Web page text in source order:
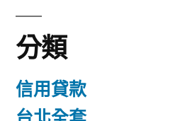
分類
信用貸款